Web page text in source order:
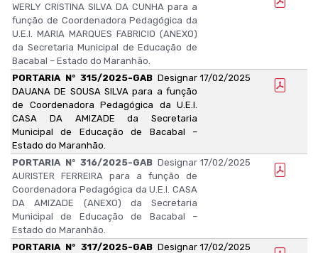
WERLY CRISTINA SILVA DA CUNHA para a
função de Coordenadora Pedagógica da
U.E.I. MARIA MARQUES FABRICIO (ANEXO)
da Secretaria Municipal de Educação de
Bacabal – Estado do Maranhão.
PORTARIA Nº 315/2025-GAB Designar
DAUANA DE SOUSA SILVA para a função
de Coordenadora Pedagógica da U.E.I.
CASA DA AMIZADE da Secretaria
Municipal de Educação de Bacabal –
Estado do Maranhão.
17/02/2025
PORTARIA Nº 316/2025-GAB Designar
AURISTER FERREIRA para a função de
Coordenadora Pedagógica da U.E.I. CASA
DA AMIZADE (ANEXO) da Secretaria
Municipal de Educação de Bacabal –
Estado do Maranhão.
17/02/2025
PORTARIA Nº 317/2025-GAB Designar 17/02/2025